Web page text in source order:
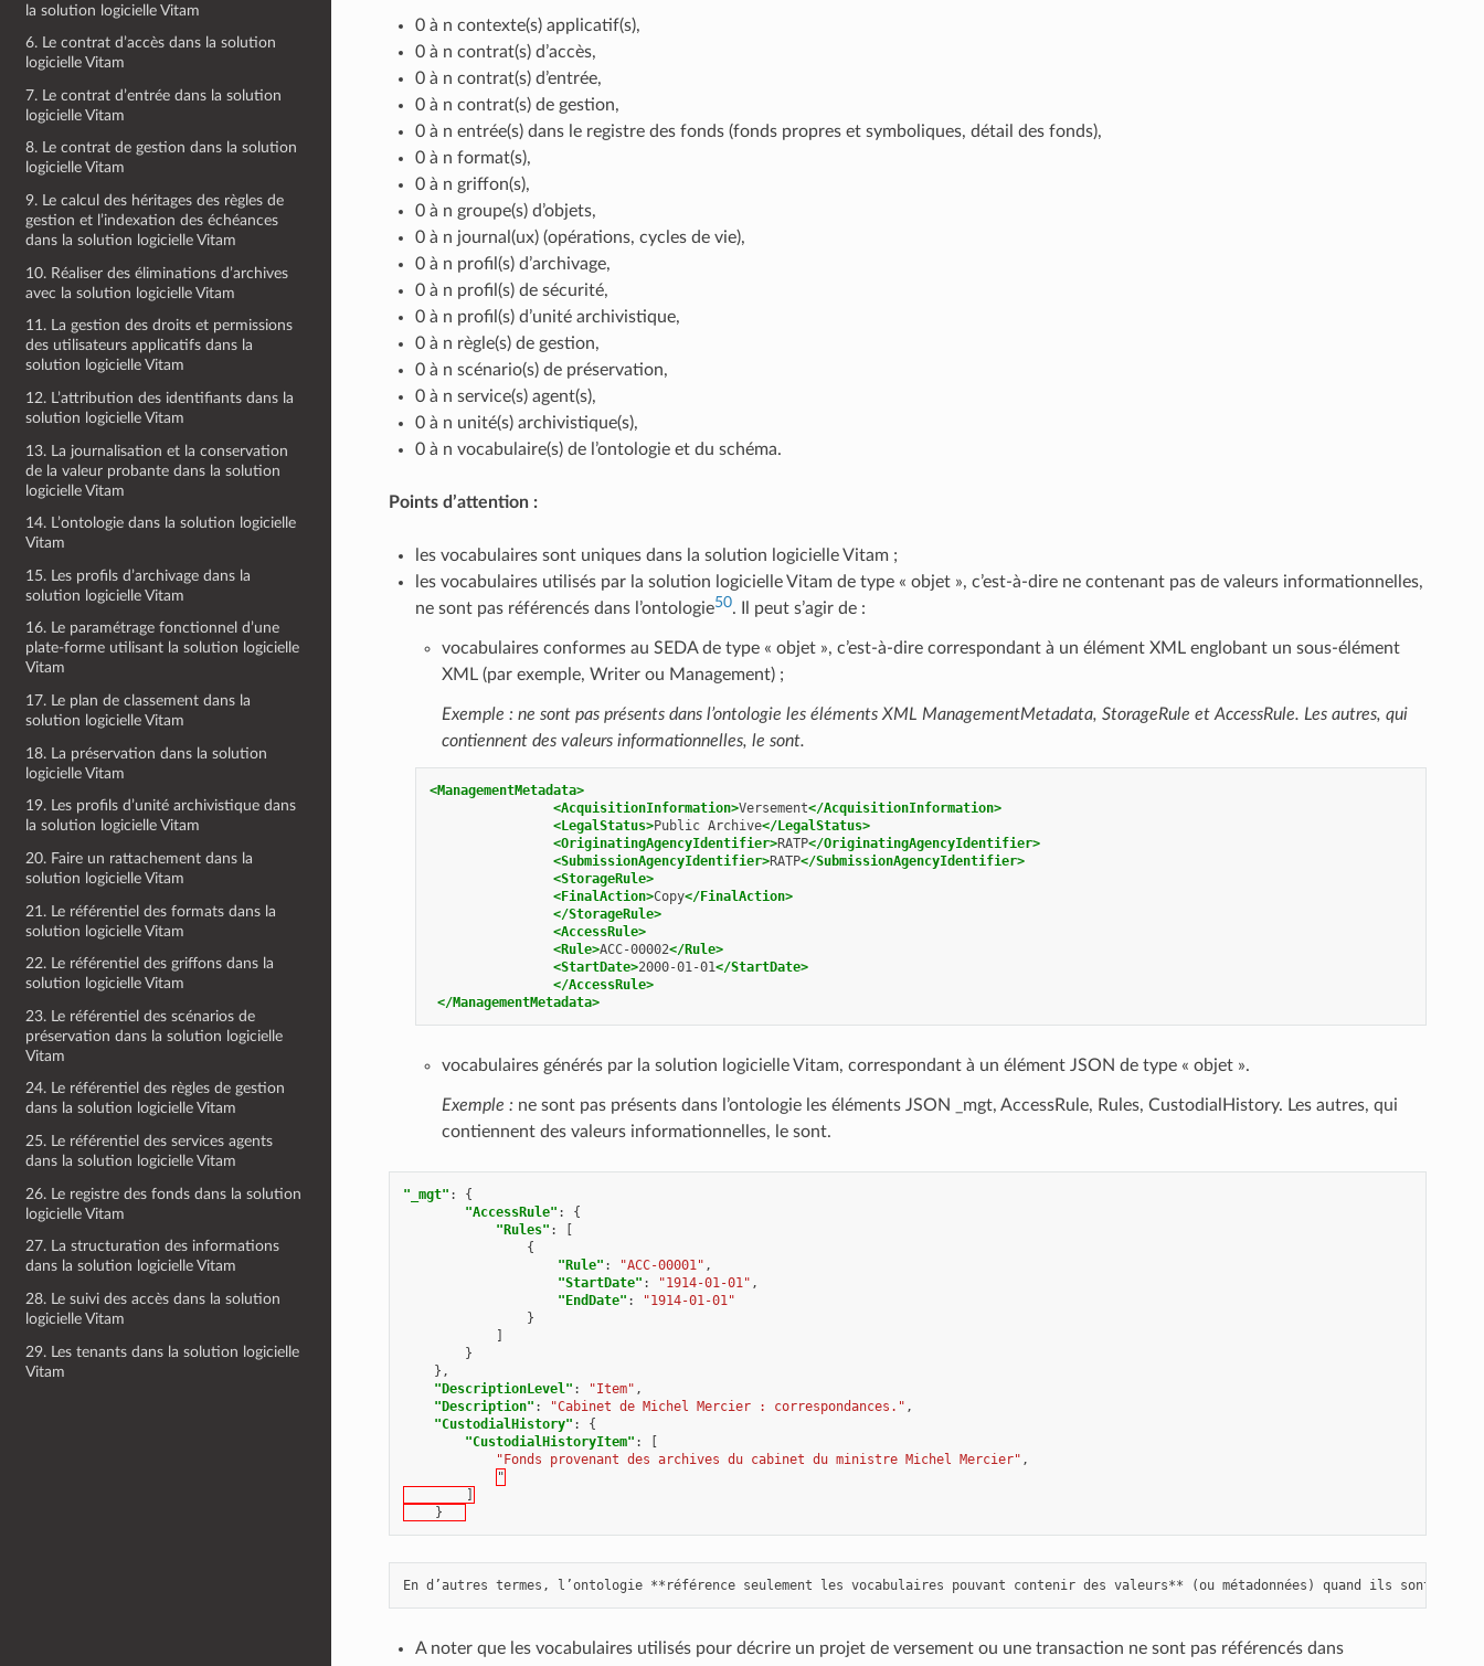
la solution logicielle Vitam
6. Le contrat d’accès dans la solution
logicielle Vitam
7. Le contrat d’entrée dans la solution
logicielle Vitam
8. Le contrat de gestion dans la solution
logicielle Vitam
9. Le calcul des héritages des règles de
gestion et l’indexation des échéances
dans la solution logicielle Vitam
10. Réaliser des éliminations d’archives
avec la solution logicielle Vitam
11. La gestion des droits et permissions
des utilisateurs applicatifs dans la
solution logicielle Vitam
12. L’attribution des identifiants dans la
solution logicielle Vitam
13. La journalisation et la conservation
de la valeur probante dans la solution
logicielle Vitam
14. L’ontologie dans la solution logicielle
Vitam
15. Les profils d’archivage dans la
solution logicielle Vitam
16. Le paramétrage fonctionnel d’une
plate-forme utilisant la solution logicielle
Vitam
17. Le plan de classement dans la
solution logicielle Vitam
18. La préservation dans la solution
logicielle Vitam
19. Les profils d’unité archivistique dans
la solution logicielle Vitam
20. Faire un rattachement dans la
solution logicielle Vitam
21. Le référentiel des formats dans la
solution logicielle Vitam
22. Le référentiel des griffons dans la
solution logicielle Vitam
23. Le référentiel des scénarios de
préservation dans la solution logicielle
Vitam
24. Le référentiel des règles de gestion
dans la solution logicielle Vitam
25. Le référentiel des services agents
dans la solution logicielle Vitam
26. Le registre des fonds dans la solution
logicielle Vitam
27. La structuration des informations
dans la solution logicielle Vitam
28. Le suivi des accès dans la solution
logicielle Vitam
29. Les tenants dans la solution logicielle
Vitam
0 à n contexte(s) applicatif(s),
0 à n contrat(s) d’accès,
0 à n contrat(s) d’entrée,
0 à n contrat(s) de gestion,
0 à n entrée(s) dans le registre des fonds (fonds propres et symboliques, détail des fonds),
0 à n format(s),
0 à n griffon(s),
0 à n groupe(s) d’objets,
0 à n journal(ux) (opérations, cycles de vie),
0 à n profil(s) d’archivage,
0 à n profil(s) de sécurité,
0 à n profil(s) d’unité archivistique,
0 à n règle(s) de gestion,
0 à n scénario(s) de préservation,
0 à n service(s) agent(s),
0 à n unité(s) archivistique(s),
0 à n vocabulaire(s) de l’ontologie et du schéma.
Points d’attention :
les vocabulaires sont uniques dans la solution logicielle Vitam ;
les vocabulaires utilisés par la solution logicielle Vitam de type « objet », c’est-à-dire ne contenant pas de valeurs informationnelles,
ne sont pas référencés dans l’ontologie50. Il peut s’agir de :
vocabulaires conformes au SEDA de type « objet », c’est-à-dire correspondant à un élément XML englobant un sous-élément
XML (par exemple, Writer ou Management) ;
Exemple : ne sont pas présents dans l’ontologie les éléments XML ManagementMetadata, StorageRule et AccessRule. Les autres, qui
contiennent des valeurs informationnelles, le sont.
<ManagementMetadata>
<AcquisitionInformation>Versement</AcquisitionInformation>
<LegalStatus>Public Archive</LegalStatus>
<OriginatingAgencyIdentifier>RATP</OriginatingAgencyIdentifier>
<SubmissionAgencyIdentifier>RATP</SubmissionAgencyIdentifier>
<StorageRule>
<FinalAction>Copy</FinalAction>
</StorageRule>
<AccessRule>
<Rule>ACC-00002</Rule>
<StartDate>2000-01-01</StartDate>
</AccessRule>
</ManagementMetadata>
vocabulaires générés par la solution logicielle Vitam, correspondant à un élément JSON de type « objet ».
Exemple : ne sont pas présents dans l’ontologie les éléments JSON _mgt, AccessRule, Rules, CustodialHistory. Les autres, qui
contiennent des valeurs informationnelles, le sont.
"_mgt" :
{
"AccessRule" :
{
"Rules" :
[
{
"Rule" : "ACC-00001" ,
"StartDate" : "1914-01-01" ,
"EndDate" :
"1914-01-01"
}
]
}
},
"DescriptionLevel" : "Item" ,
"Description" : "Cabinet de Michel Mercier : correspondances." ,
"CustodialHistory" :
{
"CustodialHistoryItem" :
[
"Fonds provenant des archives du cabinet du ministre Michel Mercier" ,
"
        ]
A noter que les vocabulaires utilisés pour décrire un projet de versement ou une transaction ne sont pas référencés dans